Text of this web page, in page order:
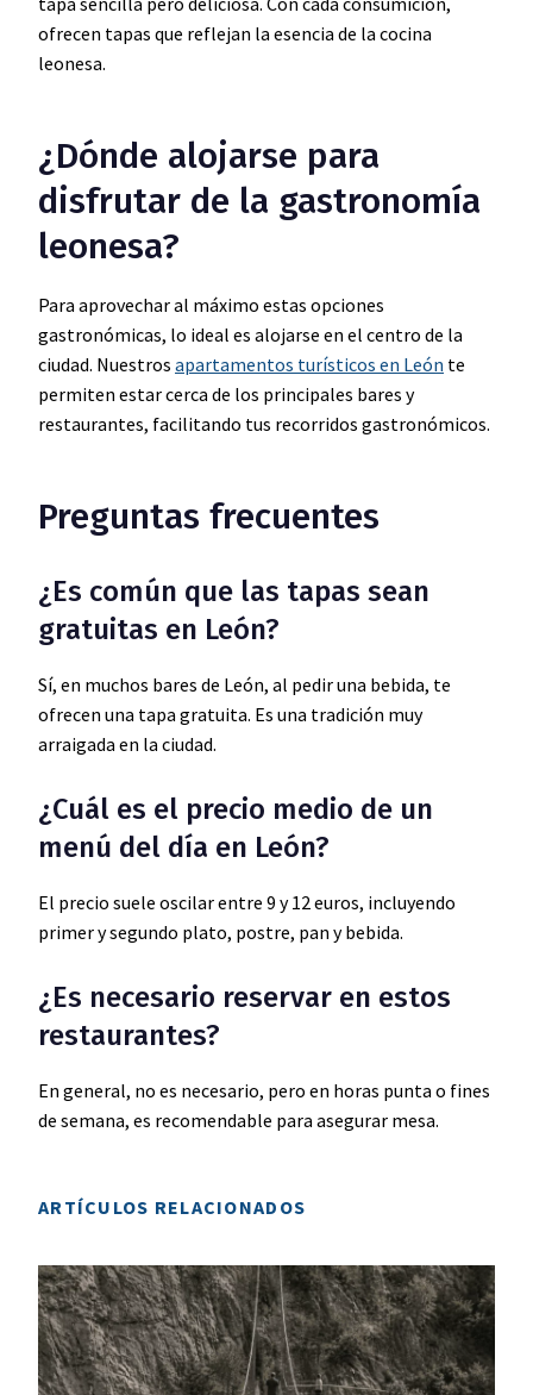
ofrecen tapas que reflejan la esencia de la cocina
leonesa.
¿Dónde alojarse para
disfrutar de la gastronomía
leonesa?
Para aprovechar al máximo estas opciones
gastronómicas, lo ideal es alojarse en el centro de la
ciudad. Nuestros apartamentos turísticos en León te
permiten estar cerca de los principales bares y
restaurantes, facilitando tus recorridos gastronómicos.
Preguntas frecuentes
¿Es común que las tapas sean
gratuitas en León?
Sí, en muchos bares de León, al pedir una bebida, te
ofrecen una tapa gratuita. Es una tradición muy
arraigada en la ciudad.
¿Cuál es el precio medio de un
menú del día en León?
El precio suele oscilar entre 9 y 12 euros, incluyendo
primer y segundo plato, postre, pan y bebida.
¿Es necesario reservar en estos
restaurantes?
En general, no es necesario, pero en horas punta o fines
de semana, es recomendable para asegurar mesa.
ARTÍCULOS RELACIONADOS